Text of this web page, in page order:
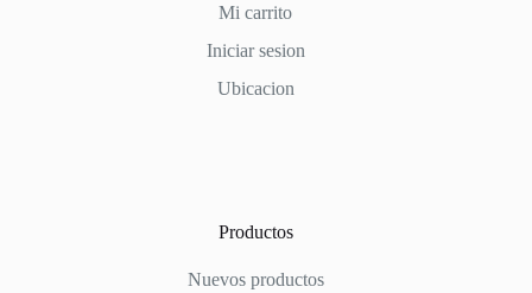
Mi carrito
Iniciar sesion
Ubicacion
Productos
Nuevos productos